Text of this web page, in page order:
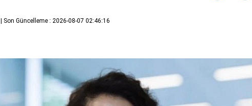
| Son Güncelleme : 2026-08-07 02:46:16